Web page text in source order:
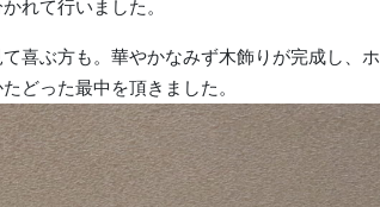
れて行いました。
喜ぶ方も。華やかなみず木飾りが完成し、ホ
どった最中を頂きました。